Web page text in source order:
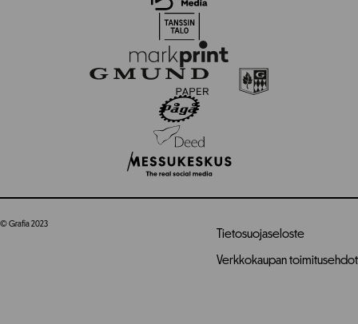
© Grafia 2023
Tietosuojaseloste
Verkkokaupan toimitusehdot